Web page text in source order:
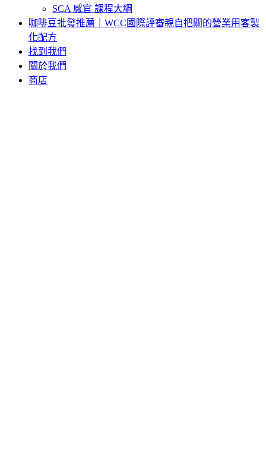
SCA 感官 課程大綱
咖啡豆批發推薦｜WCC國際評審親自把關的營業用客製
化配方
找到我們
關於我們
商店